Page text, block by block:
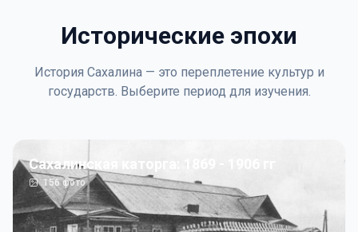
Исторические эпохи
История Сахалина — это переплетение культур и
государств. Выберите период для изучения.
Сахалинская каторга: 1869 - 1906 гг
156фото